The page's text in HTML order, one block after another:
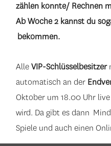
zählen konnte/ Rechnen
Ab Woche 2 kannst du
bekommen.
AlleVIP-Schlüsselbesitzer
automatisch an der
Oktober um 18.00 Uhr
wird. Da gibt es dann
Spiele und auch einen